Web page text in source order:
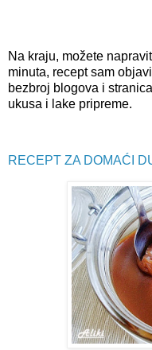
Na kraju, možete
minuta, recept sam
bezbroj blogova i
ukusa i lake pripreme.
RECEPT ZA DOMAĆI